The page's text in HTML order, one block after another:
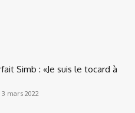
Simb : «Je suis le tocard à
3 mars 2022